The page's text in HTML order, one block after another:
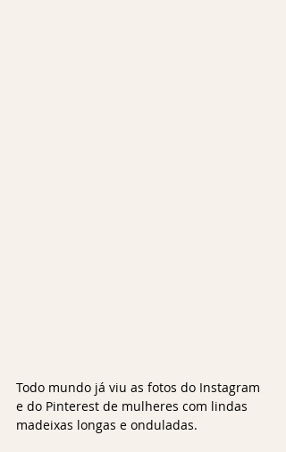
Todo mundo já viu as fotos do Instagram
e do Pinterest de mulheres com lindas
madeixas longas e onduladas.